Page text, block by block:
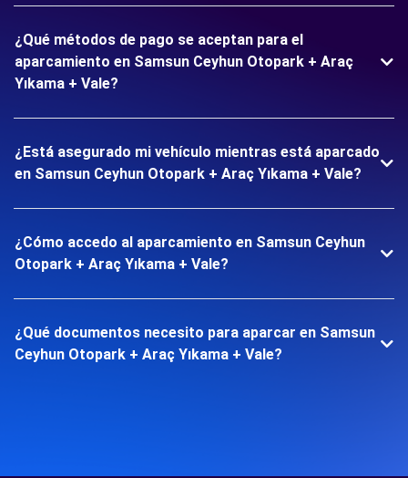
¿Qué métodos de pago se aceptan para el
aparcamiento en Samsun Ceyhun Otopark + Araç
Yıkama + Vale?
¿Está asegurado mi vehículo mientras está aparcado
en Samsun Ceyhun Otopark + Araç Yıkama + Vale?
¿Cómo accedo al aparcamiento en Samsun Ceyhun
Otopark + Araç Yıkama + Vale?
¿Qué documentos necesito para aparcar en Samsun
Ceyhun Otopark + Araç Yıkama + Vale?